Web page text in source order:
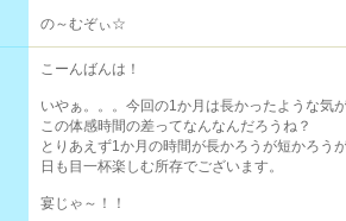
の～むぞぃ☆
こーんばんは！
いやぁ。。。今回の1か月は長かったような気
この体感時間の差ってなんなんだろうね？
とりあえず1か月の時間が長かろうが短かろう
日も目一杯楽しむ所存でございます。
宴じゃ～！！